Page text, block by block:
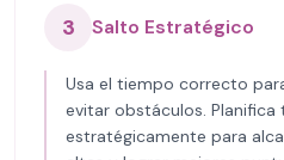
3 Salto Estratégico
Usa el tiempo correcto
evitar obstáculos. Planifica
estratégicamente para